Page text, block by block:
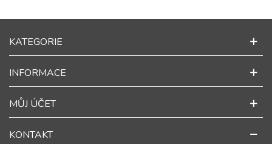
KATEGORIE
INFORMACE
MŮJ ÚČET
KONTAKT